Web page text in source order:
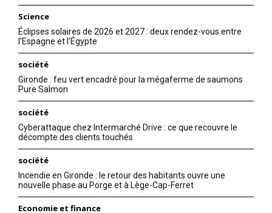
Science
Éclipses solaires de 2026 et 2027 : deux rendez-vous entre
l’Espagne et l’Égypte
société
Gironde : feu vert encadré pour la mégaferme de saumons
Pure Salmon
société
Cyberattaque chez Intermarché Drive : ce que recouvre le
décompte des clients touchés
société
Incendie en Gironde : le retour des habitants ouvre une
nouvelle phase au Porge et à Lège-Cap-Ferret
Economie et finance